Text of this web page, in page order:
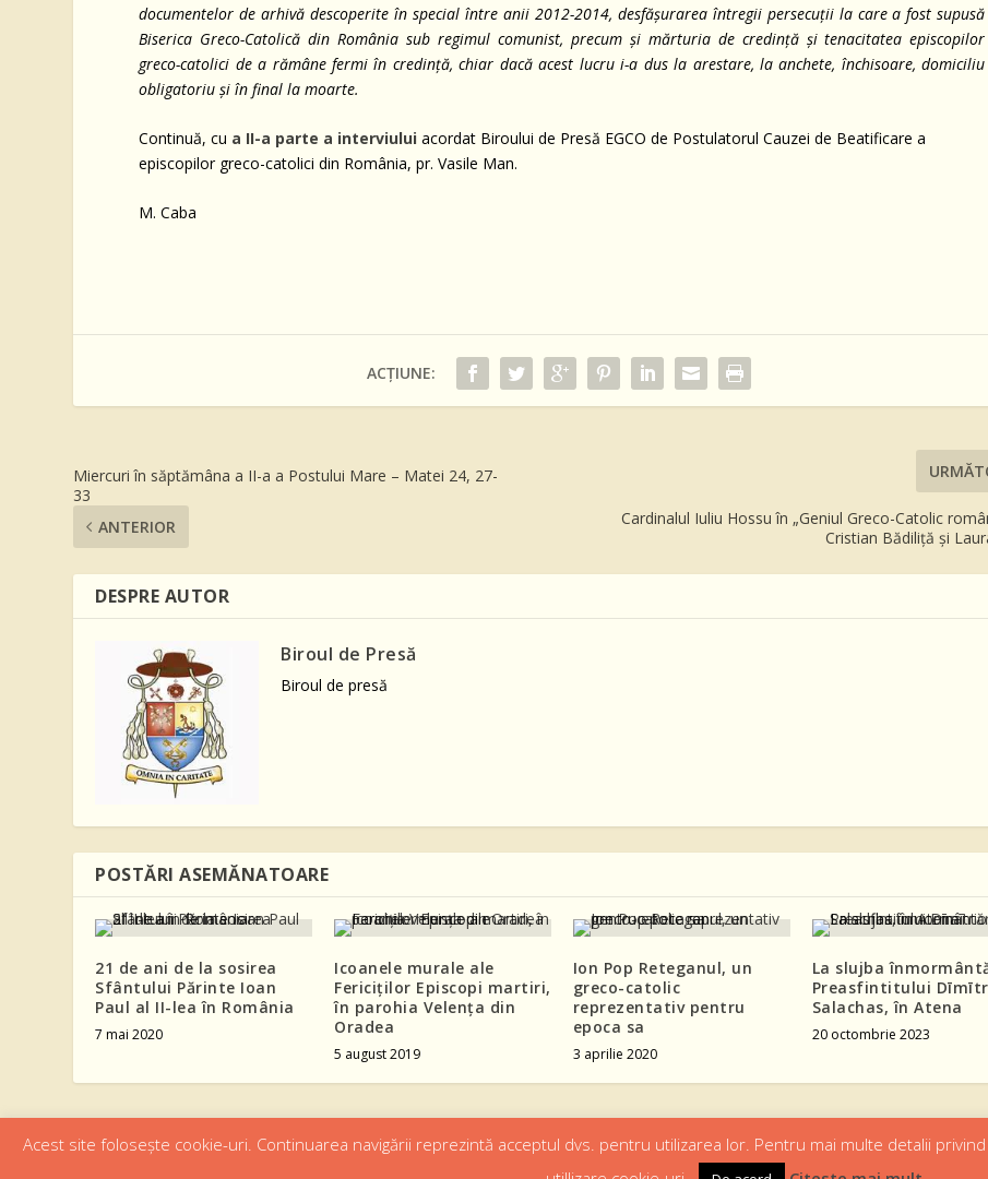
documentelor de arhivă descoperite în special între anii 2012-2014, desfășurarea întregii persecuții la care a fost supusă
Biserica Greco-Catolică din România sub regimul comunist, precum și mărturia de credință și tenacitatea episcopilor
greco-catolici de a rămâne fermi în credință, chiar dacă acest lucru i-a dus la arestare, la anchete, închisoare, domiciliu
obligatoriu și în final la moarte.
Continuă, cu a II-a parte a interviului acordat Biroului de Presă EGCO de Postulatorul Cauzei de Beatificare a
episcopilor greco-catolici din România, pr. Vasile Man.
M. Caba
ACȚIUNE:
Miercuri în săptămâna a II-a a Postului Mare – Matei 24, 27-
33
ANTERIOR
Cardinalul Iuliu Hossu în „Geniul Greco-Catolic
Cristian Bădiliță și
DESPRE AUTOR
Biroul de Presă
Biroul de presă
POSTĂRI ASEMĂNATOARE
21 de ani de la sosirea
Sfântului Părinte Ioan
Paul al II-lea în România
7 mai 2020
Icoanele murale ale
Fericiților Episcopi martiri,
în parohia Velența din
Oradea
5 august 2019
Ion Pop Reteganul, un
greco-catolic
reprezentativ pentru
epoca sa
3 aprilie 2020
La slujba
Preasfintitului
Salachas, în Atena
20 octombrie 2023
Acest site folosește cookie-uri. Continuarea navigării reprezintă acceptul dvs. pentru utilizarea lor. Pentru mai multe detalii